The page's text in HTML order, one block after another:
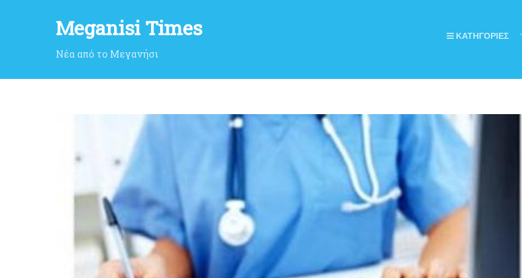
Meganisi Times
Νέα από το Μεγανήσι
ΚΑΤΗΓΟΡΙΕΣ